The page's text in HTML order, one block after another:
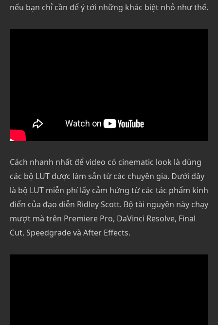
nếu bạn chỉ cần để ý tới những khác biệt nhỏ như thế.
Cách nhanh nhất để video có cinematic look là dùng
các bộ LUT được làm sẵn từ các chuyên gia. Dưới đây
là bộ LUT miễn phí lấy cảm hứng từ các tác phẩm kinh
điển của đạo diễn Ridley Scott. Bộ tài nguyên này chạy
mượt mà trên Premiere Pro, DaVinci Resolve, Final
Cut, Speedgrade và After Effects.